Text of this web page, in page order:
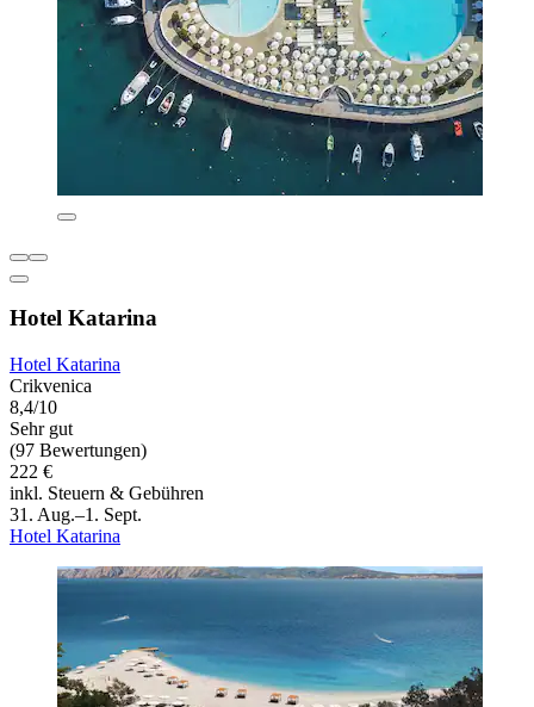
Hotel Katarina
Hotel Katarina
Crikvenica
8,4/10
Sehr gut
(97 Bewertungen)
222 €
inkl. Steuern & Gebühren
31. Aug.–1. Sept.
Hotel Katarina